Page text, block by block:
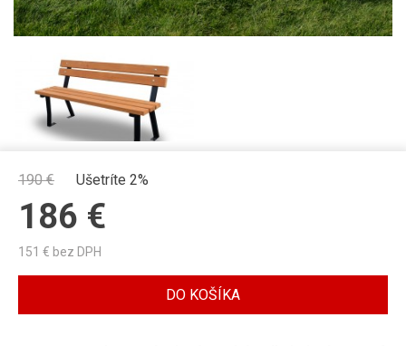
190€ Ušetríte 2%
186 €
151 € bez DPH
DO KOŠÍKA